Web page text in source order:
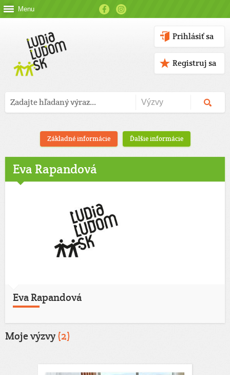
Menu
Prihlásiť sa
Registruj sa
Základné informácie Ďalšie informácie
Eva Rapandová
Eva Rapandová
Moje výzvy(2)